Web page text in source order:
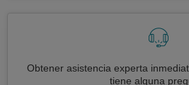
Obtener asistencia experta
tiene alguna